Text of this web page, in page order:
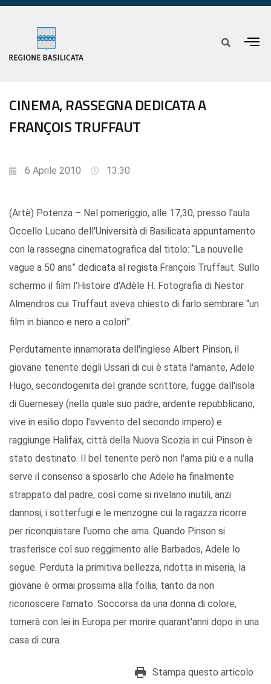
CINEMA, RASSEGNA DEDICATA A
FRANÇOIS TRUFFAUT
6 Aprile 2010 13:30
(Artè) Potenza – Nel pomeriggio, alle 17,30, presso l'aula
Occello Lucano dell'Università di Basilicata appuntamento
con la rassegna cinematografica dal titolo: “La nouvelle
vague a 50 ans” dedicata al regista François Truffaut. Sullo
schermo il film l'Histoire d'Adèle H. Fotografia di Nestor
Almendros cui Truffaut aveva chiesto di farlo sembrare “un
film in bianco e nero a colori”.
Perdutamente innamorata dell'inglese Albert Pinson, il
giovane tenente degli Ussari di cui è stata l'amante, Adele
Hugo, secondogenita del grande scrittore, fugge dall'isola
di Guernesey (nella quale suo padre, ardente repubblicano,
vive in esilio dopo l'avvento del secondo impero) e
raggiunge Halifax, città della Nuova Scozia in cui Pinson è
stato destinato. Il bel tenente però non l'ama più e a nulla
serve il consenso a sposarlo che Adele ha finalmente
strappato dal padre, così come si rivelano inutili, anzi
dannosi, i sotterfugi e le menzogne cui la ragazza ricorre
per riconquistare l'uomo che ama. Quando Pinson si
trasferisce col suo reggimento alle Barbados, Adele lo
segue. Perduta la primitiva bellezza, ridotta in miseria, la
giovane è ormai prossima alla follia, tanto da non
riconoscere l'amato. Soccorsa da una donna di colore,
tornerà con lei in Europa per morire quarant'anni dopo in una
casa di cura.
Stampa questo articolo